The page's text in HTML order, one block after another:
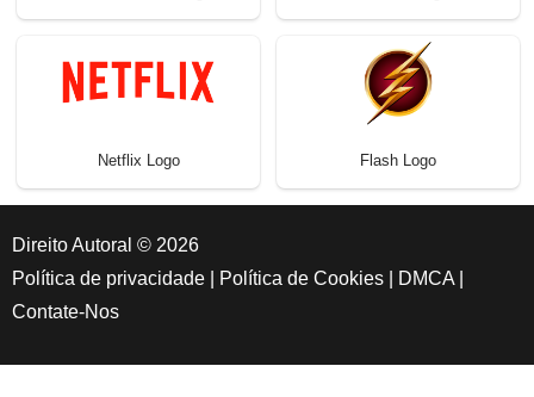
Netflix Logo Flash Logo
Direito Autoral © 2026
Política de privacidade
Política de Cookies DMCA
Contate-Nos